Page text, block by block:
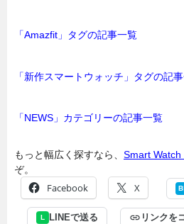
「Amazfit」タグの記事一覧
「新作スマートウォッチ」タグの記
「NEWS」カテゴリーの記事一覧
もっと幅広く探すなら、 Smart
ぞ。
Facebook X
L LINEで送る リンクを